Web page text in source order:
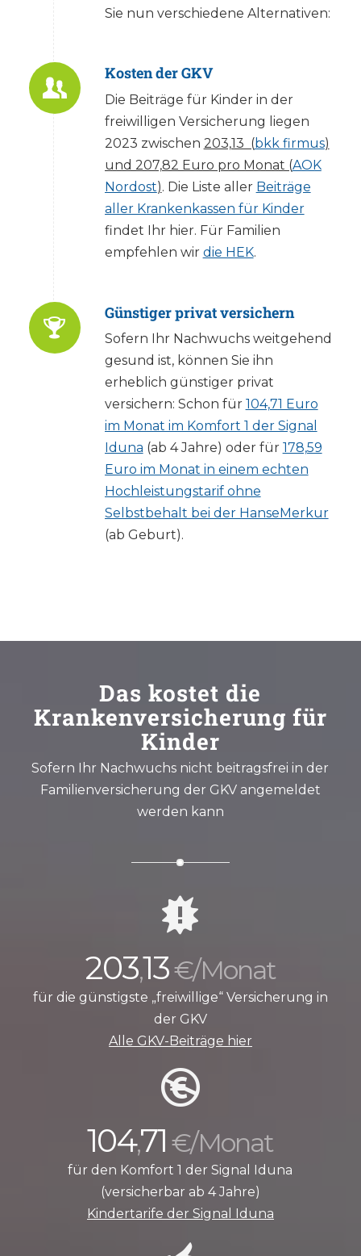
Sie nun verschiedene Alternativen:
Kosten der GKV
Die Beiträge für Kinder in der
freiwilligen Versicherung liegen
2023 zwischen 203,13 (bkk firmus)
und 207,82 Euro pro Monat (AOK
Nordost). Die Liste aller Beiträge
aller Krankenkassen für Kinder
findet Ihr hier. Für Familien
empfehlen wir die HEK.
Günstiger privat versichern
Sofern Ihr Nachwuchs weitgehend
gesund ist, können Sie ihn
erheblich günstiger privat
versichern: Schon für 104,71 Euro
im Monat im Komfort 1 der Signal
Iduna (ab 4 Jahre) oder für 178,59
Euro im Monat in einem echten
Hochleistungstarif ohne
Selbstbehalt bei der HanseMerkur
(ab Geburt).
Das kostet die
Krankenversicherung für
Kinder
Sofern Ihr Nachwuchs nicht beitragsfrei in der
Familienversicherung der GKV angemeldet
werden kann
203,13€/Monat
für die günstigste „freiwillige“ Versicherung in
der GKV
Alle GKV-Beiträge hier
104,71 €/Monat
für den Komfort 1 der Signal Iduna
(versicherbar ab 4 Jahre)
Kindertarife der Signal Iduna